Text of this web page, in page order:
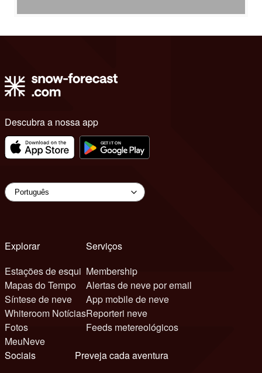
Descubra a nossa app
Explorar
Estações de esqui
Mapas do Tempo
Síntese de neve
Whiteroom Notícias
Fotos
MeuNeve
Serviços
Membership
Alertas de neve por email
App mobile de neve
Reporteri neve
Feeds metereológicos
Sociais
Preveja cada aventura